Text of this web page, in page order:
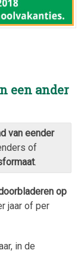
een ander
van eender
of
.
op
jaar of per
in de